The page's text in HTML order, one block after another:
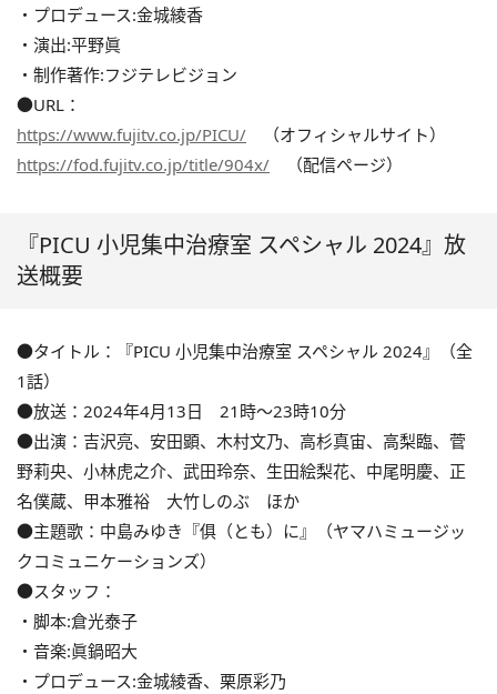
・プロデュース:金城綾香
・演出:平野眞
・制作著作:フジテレビジョン
●URL：
https://www.fujitv.co.jp/PICU/ （オフィシャルサイト）
https://fod.fujitv.co.jp/title/904x/ （配信ページ）
『PICU 小児集中治療室 スペシャル 2024』放
送概要
●タイトル：『PICU 小児集中治療室 スペシャル 2024』（全
1話）
●放送：2024年4月13日 21時〜23時10分
●出演：吉沢亮、安田顕、木村文乃、高杉真宙、高梨臨、菅
野莉央、小林虎之介、武田玲奈、生田絵梨花、中尾明慶、正
名僕蔵、甲本雅裕 大竹しのぶ ほか
●主題歌：中島みゆき『俱（とも）に』（ヤマハミュージッ
クコミュニケーションズ）
●スタッフ：
・脚本:倉光泰子
・音楽:眞鍋昭大
・プロデュース:金城綾香、栗原彩乃